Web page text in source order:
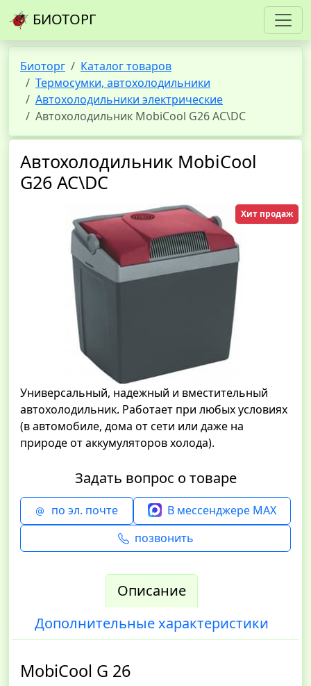
БИОТОРГ
Биоторг
Каталог товаров
Термосумки, автохолодильники
Автохолодильники электрические
Автохолодильник MobiCool G26 AC\DC
Автохолодильник MobiCool
G26 AC\DC
Хит продаж
Универсальный, надежный и вместительный
автохолодильник. Работает при любых условиях
(в автомобиле, дома от сети или даже на
природе от аккумуляторов холода).
Задать вопрос о товаре
по эл. почте
В мессенджере MAX
позвонить
Описание
Дополнительные характеристики
MobiCool G 26